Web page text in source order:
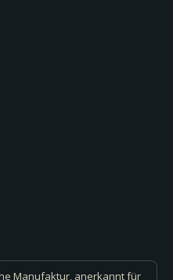
Manufaktur, anerkannt für